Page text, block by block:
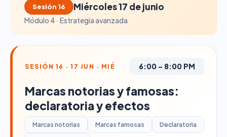
Sesión 16 Miércoles 17 de junio
Módulo 4 · Estrategia avanzada
SESIÓN 16 · 17 JUN · MIÉ 6:00 – 8:00 PM
Marcas notorias y famosas:
declaratoria y efectos
Marcas notorias Marcas famosas Declaratoria